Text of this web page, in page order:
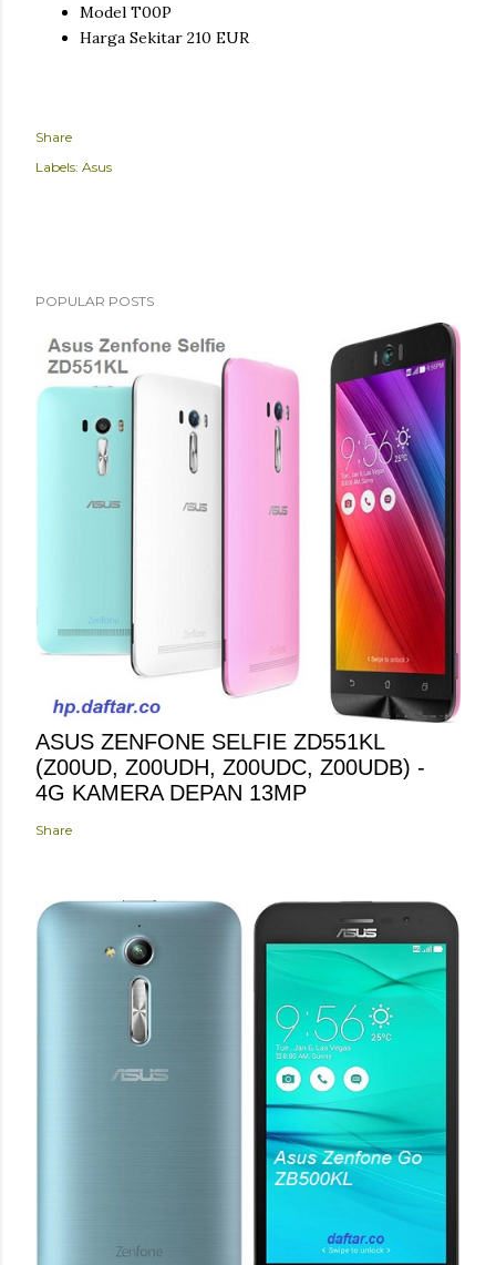
Model T00P
Harga Sekitar 210 EUR
Share
Labels: Asus
POPULAR POSTS
ASUS ZENFONE SELFIE ZD551KL
(Z00UD, Z00UDH, Z00UDC, Z00UDB) -
4G KAMERA DEPAN 13MP
Share